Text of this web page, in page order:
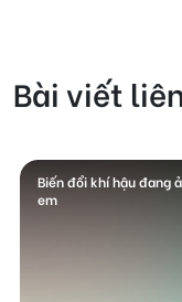
Bài viết
Biến đổi khí hậu đang
em